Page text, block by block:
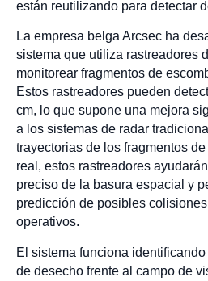
están reutilizando para detectar
La empresa belga Arcsec ha
sistema que utiliza rastreadores
monitorear fragmentos de
Estos rastreadores pueden
cm, lo que supone una mejora
a los sistemas de radar
trayectorias de los fragmentos
real, estos rastreadores
preciso de la basura espacial y
predicción de posibles
operativos.
El sistema funciona
de desecho frente al campo de